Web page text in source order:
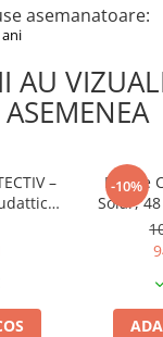
asemanatoare:
ani
AU
ASEMENEA
–
-10%
Puzzle
Solar,